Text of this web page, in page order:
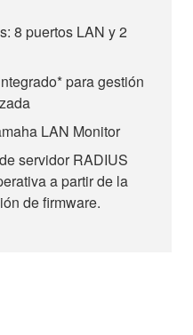
8 puertos LAN y 2
para gestión
LAN Monitor
servidor RADIUS
a partir de la
de firmware.